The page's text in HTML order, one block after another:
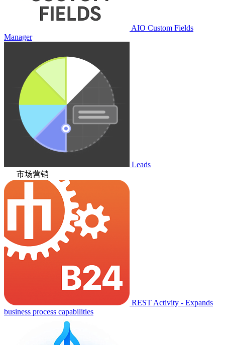
AIO Custom Fields
Manager
Leads
市场营销
REST Activity - Expands
business process capabilities